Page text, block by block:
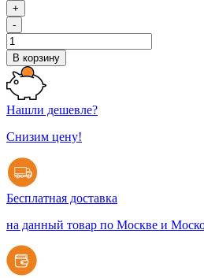
+
-
В корзину
Нашли дешевле?
Снизим цену!
Бесплатная доставка
на данный товар по Москве и